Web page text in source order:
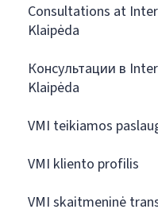
Consultations at
Klaipėda
Консультации в
Klaipėda
VMI teikiamos
VMI kliento profilis
VMI skaitmeninė